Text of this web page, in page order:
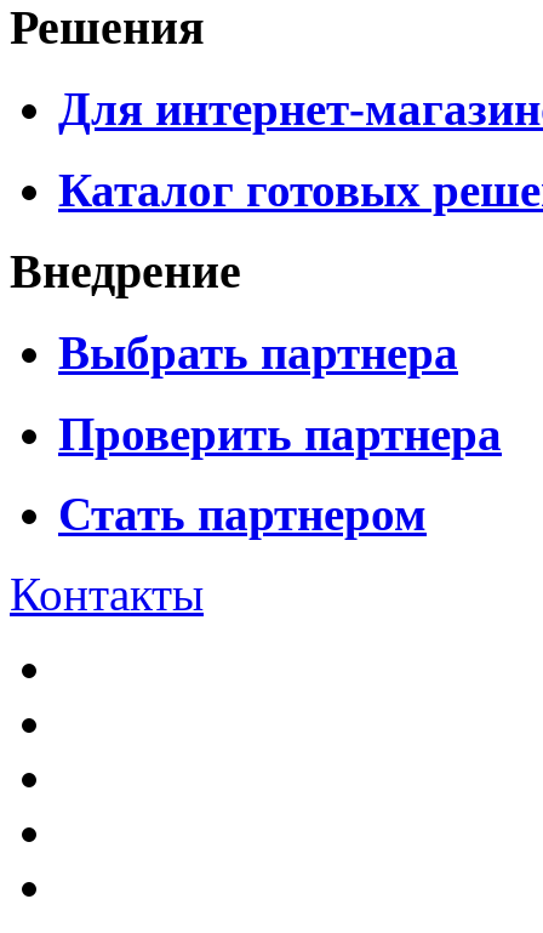
Решения
Для интернет-
Каталог готовых
Внедрение
Выбрать партнера
Проверить партнера
Стать партнером
Контакты